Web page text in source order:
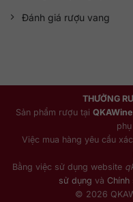
Đánh giá rượu vang
THƯỞNG
Sản phẩm rượu tại QKAWine
Việc mua hàng yêu cầu
Bằng việc sử dụng website
sử dụng và
© 2026